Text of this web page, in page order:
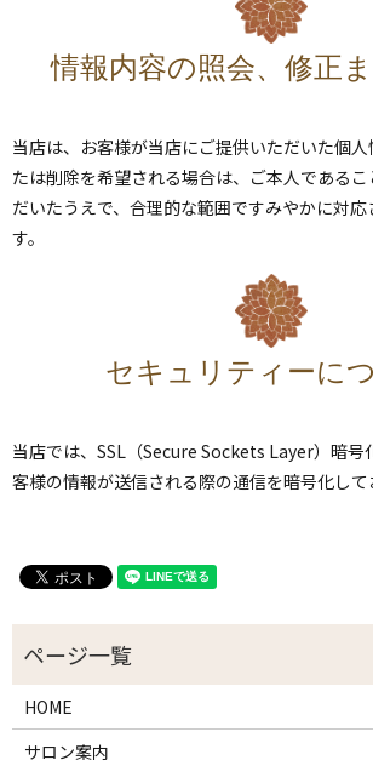
情報内容の照会、修正
当店は、お客様が当店にご提供いただいた個
たは削除を希望される場合は、ご本人である
だいたうえで、合理的な範囲ですみやかに対応
す。
セキュリティーに
当店では、SSL（Secure Sockets Layer）暗号
客様の情報が送信される際の通信を暗号化して
HOME
サロン案内